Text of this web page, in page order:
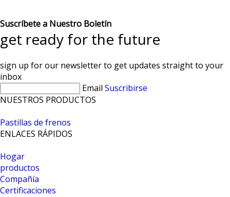
Suscríbete a Nuestro Boletín
get ready for the future
sign up for our newsletter to get updates straight to your
inbox
Email Suscribirse
NUESTROS PRODUCTOS
Pastillas de frenos
ENLACES RÁPIDOS
Hogar
productos
Compañía
Certificaciones